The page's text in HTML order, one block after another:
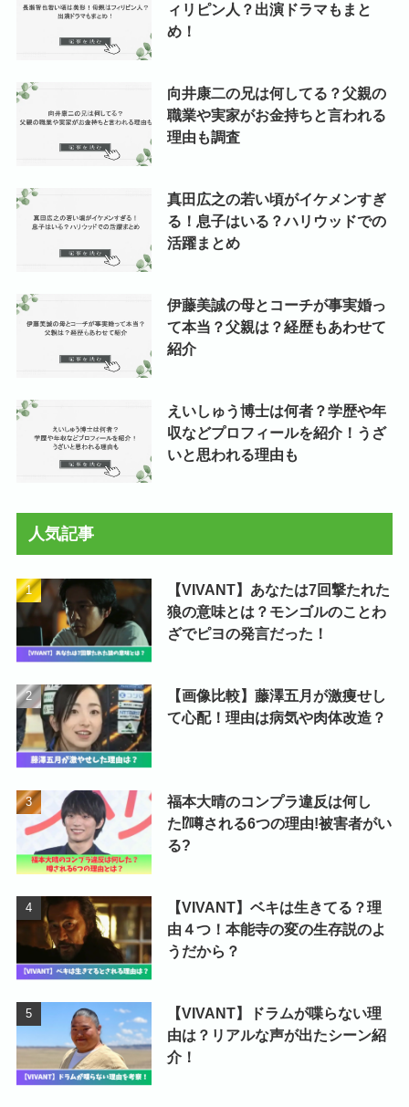
ィリピン人？出演ドラマもまと
め！
向井康二の兄は何してる？父親の
職業や実家がお金持ちと言われる
理由も調査
真田広之の若い頃がイケメンすぎ
る！息子はいる？ハリウッドでの
活躍まとめ
伊藤美誠の母とコーチが事実婚っ
て本当？父親は？経歴もあわせて
紹介
えいしゅう博士は何者？学歴や年
収などプロフィールを紹介！うざ
いと思われる理由も
人気記事
【VIVANT】あなたは7回撃たれた
狼の意味とは？モンゴルのことわ
ざでピヨの発言だった！
【画像比較】藤澤五月が激痩せし
て心配！理由は病気や肉体改造？
福本大晴のコンプラ違反は何し
た⁉噂される6つの理由!被害者がい
る?
【VIVANT】ベキは生きてる？理
由４つ！本能寺の変の生存説のよ
うだから？
【VIVANT】ドラムが喋らない理
由は？リアルな声が出たシーン紹
介！